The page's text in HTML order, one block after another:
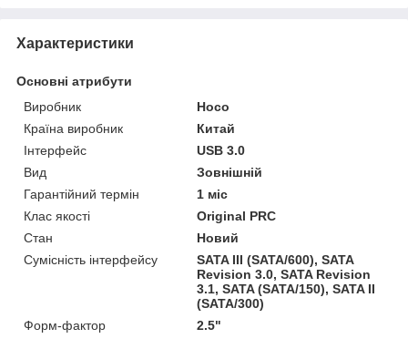
Характеристики
Основні атрибути
Виробник
Hoco
Країна виробник
Китай
Інтерфейс
USB 3.0
Вид
Зовнішній
Гарантійний термін
1 міс
Клас якості
Original PRC
Стан
Новий
Сумісність інтерфейсу
SATA III (SATA/600), SATA
Revision 3.0, SATA Revision
3.1, SATA (SATA/150), SATA II
(SATA/300)
Форм-фактор
2.5"